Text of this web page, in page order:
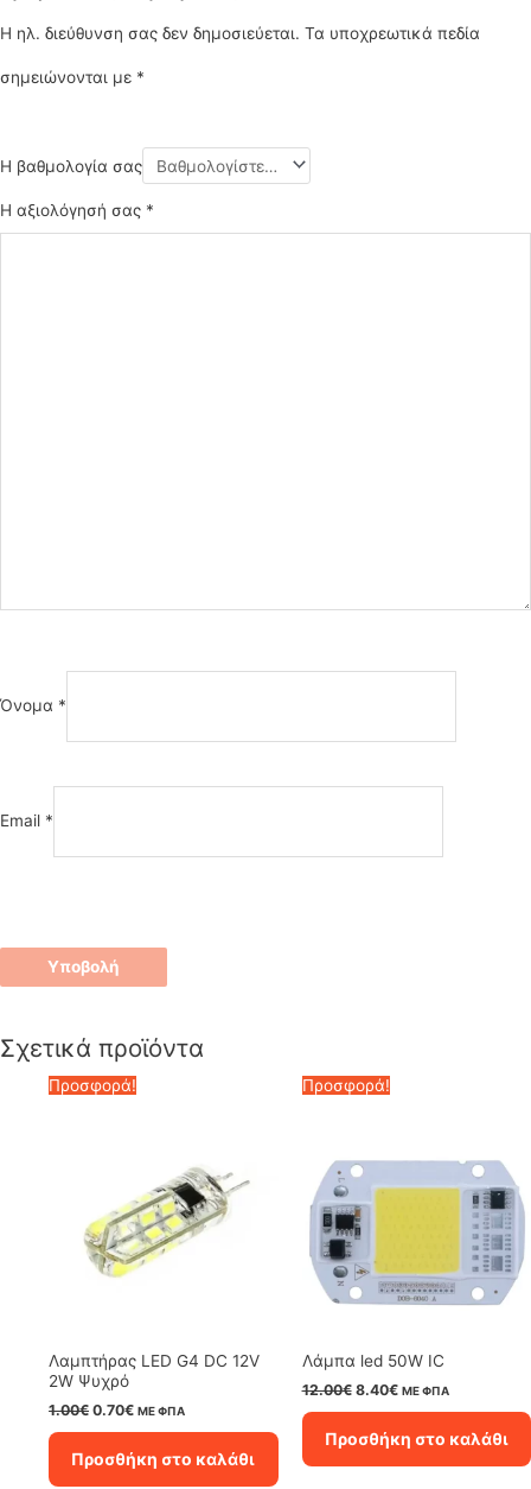
Η ηλ. διεύθυνση σας δεν δημοσιεύεται. Τα υποχρεωτικά πεδία
σημειώνονται με *
Η βαθμολογία σας
Η αξιολόγησή σας *
Όνομα *
Email *
Σχετικά προϊόντα
Προσφορά!
Λαμπτήρας LED G4 DC 12V
2W Ψυχρό
1.00€ Original
1.00€.
0.70€Η
είναι:
0.70€.
ΜΕ ΦΠΑ
Προσθήκη στο καλάθι
Προσφορά!
Λάμπα led 50W IC
12.00€ Original
12.00€.
8.40€Η
είναι:
8.40€.
ΜΕ ΦΠΑ
Προσθήκη στο καλάθι